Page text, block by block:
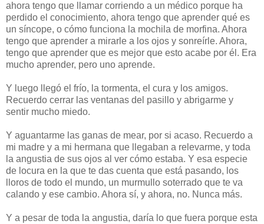
ahora tengo que llamar corriendo a un médico porque ha
perdido el conocimiento, ahora tengo que aprender qué es
un síncope, o cómo funciona la mochila de morfina. Ahora
tengo que aprender a mirarle a los ojos y sonreírle. Ahora,
tengo que aprender que es mejor que esto acabe por él. Era
mucho aprender, pero uno aprende.
Y luego llegó el frío, la tormenta, el cura y los amigos.
Recuerdo cerrar las ventanas del pasillo y abrigarme y
sentir mucho miedo.
Y aguantarme las ganas de mear, por si acaso. Recuerdo a
mi madre y a mi hermana que llegaban a relevarme, y toda
la angustia de sus ojos al ver cómo estaba. Y esa especie
de locura en la que te das cuenta que está pasando, los
lloros de todo el mundo, un murmullo soterrado que te va
calando y ese cambio. Ahora sí, y ahora, no. Nunca más.
Y a pesar de toda la angustia, daría lo que fuera porque esta